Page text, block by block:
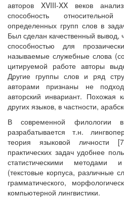
авторов XVIII-XX веков
способность
определенных групп слов в
Был сделан качественный вывод,
способностью для
называемые служебные слова
цитируемой работе авторы
Другие группы слов и ряд
авторами признаны не
авторский инвариант. Похожая
других языков, в частности,
В современной филологии в
разрабатывается т.н.
теория языковой личности
практических задач удобнее
статистическими методами
(текстовые корпуса, различные
грамматического,
компьютерной лингвистики.